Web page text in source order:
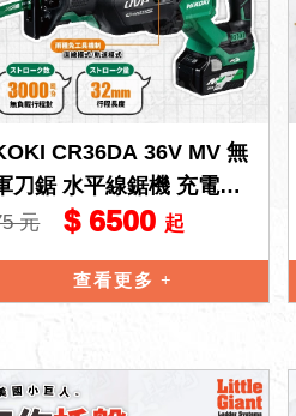
CR36DA 36V MV 無
刀鋸 水平線鋸機 充電式
鋸 往復鋸 電動鋸 公司
元 $ 6500 起
查看更多